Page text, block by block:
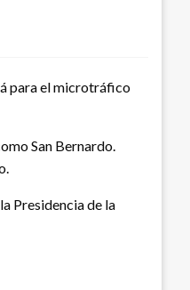
para el microtráfico
San Bernardo.
Presidencia de la